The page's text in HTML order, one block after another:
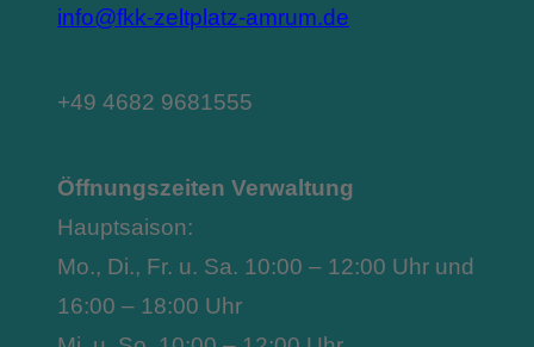
info@fkk-zeltplatz-amrum.de
+49 4682 9681555
Öffnungszeiten Verwaltung
Hauptsaison:
Mo., Di., Fr. u. Sa. 10:00 – 12:00 Uhr und
16:00 – 18:00 Uhr